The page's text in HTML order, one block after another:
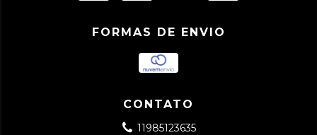
FORMAS DE ENVIO
CONTATO
11985123635